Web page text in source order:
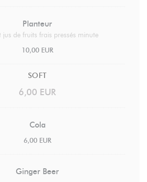
Planteur
jus de fruits frais pressés minute
10,00 EUR
SOFT
6,00 EUR
Cola
6,00 EUR
Ginger Beer